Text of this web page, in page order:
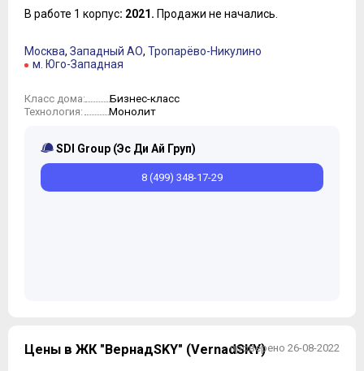
В работе 1 корпус: 2021. Продажи не начались.
Москва, Западный АО, Тропарёво-Никулино
м. Юго-Западная
Класс дома: Бизнес-класс
Технология: Монолит
SDI Group (Эс Ди Ай Груп)
8 (499) 348-17-29
проверено 26-08-2022
Цены в ЖК "ВернадSKY" (VernadSKY)